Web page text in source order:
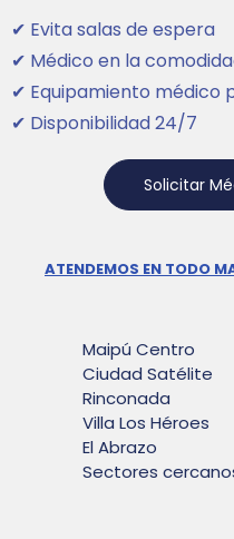
✔ Evita salas de espera
✔ Médico en la
✔ Equipamiento médico
✔ Disponibilidad 24/7
Solicitar
ATENDEMOS EN TODO
Maipú Centro
Ciudad Satélite
Rinconada
Villa Los Héroes
El Abrazo
Sectores